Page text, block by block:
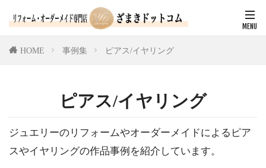
HOME 事例集 ピアス/イヤリング
ピアス/イヤリング
ジュエリーのリフォームやオーダーメイドによるピア
スやイヤリングの作品事例を紹介しています。